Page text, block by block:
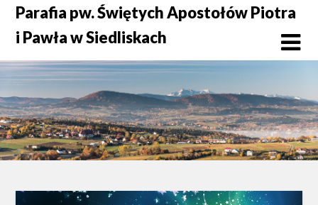
Skip
content
Parafia pw. Świętych Apostołów Piotra
i Pawła w Siedliskach